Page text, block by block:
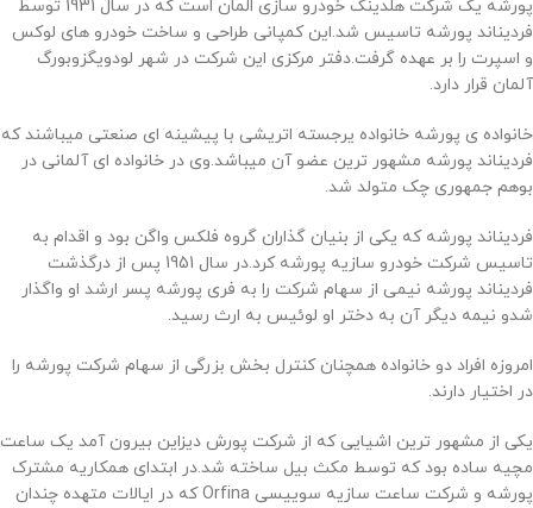
پورشه یک شرکت هلدینگ خودرو سازی المان است که در سال 1931 توسط
فردیناند پورشه تاسیس شد.این کمپانی طراحی و ساخت خودرو های لوکس
و اسپرت را بر عهده گرفت.دفتر مرکزی این شرکت در شهر لودویگزوبورگ
آلمان قرار دارد.
خانواده ی پورشه خانواده یرجسته اتریشی با پیشینه ای صنعتی میباشند که
فردیناند پورشه مشهور ترین عضو آن میباشد.وی در خانواده ای آلمانی در
بوهم جمهوری چک متولد شد.
فردیناند پورشه که یکی از بنیان گذاران گروه فلکس واگن بود و اقدام به
تاسیس شرکت خودرو سازیه پورشه کرد.در سال 1951 پس از درگذشت
فردیناند پورشه نیمی از سهام شرکت را به فری پورشه پسر ارشد او واگذار
شدو نیمه دیگر آن به دختر او لوئیس به ارث رسید.
امروزه افراد دو خانواده همچنان کنترل بخش بزرگی از سهام شرکت پورشه را
در اختیار دارند.
یکی از مشهور ترین اشیایی که از شرکت پورش دیزاین بیرون آمد یک ساعت
مچیه ساده بود که توسط مکث بیل ساخته شد.در ابتدای همکاریه مشترک
پورشه و شرکت ساعت سازیه سوییسی Orfina که در ایالات متهده چندان